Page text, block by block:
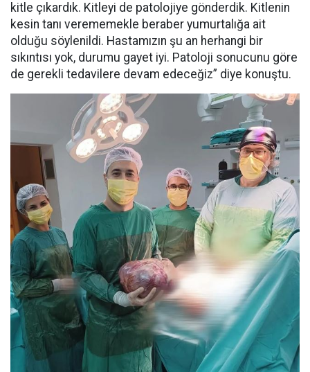
kitle çıkardık. Kitleyi de patolojiye gönderdik. Kitlenin
kesin tanı verememekle beraber yumurtalığa ait
olduğu söylenildi. Hastamızın şu an herhangi bir
sıkıntısı yok, durumu gayet iyi. Patoloji sonucunu göre
de gerekli tedavilere devam edeceğiz” diye konuştu.